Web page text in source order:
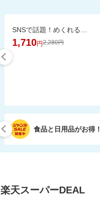
1,710円2,280円
食品と日用品がお得！
楽天スーパーDEAL